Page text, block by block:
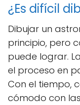
¿Es difícil
Dibujar un
principio, pero
puede lograr.
el proceso en
Con el tiempo,
cómodo con